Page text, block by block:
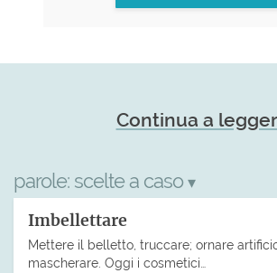
Continua a
parole: scelte a caso ▾
Imbellettare
Mettere il belletto, truccare; ornare
mascherare. Oggi i cosmetici…